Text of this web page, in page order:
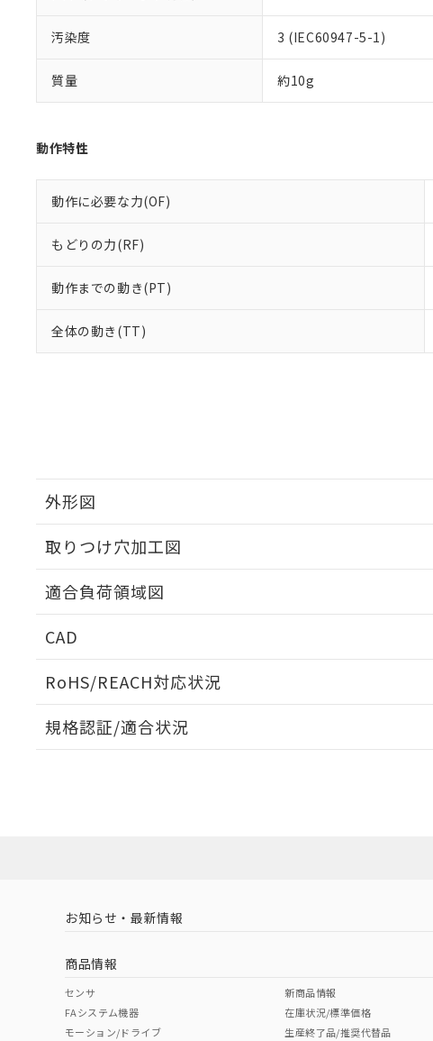
汚染度 3 (IEC60947-5-1)
質量 約10g
動作特性
動作に必要な力(OF)
もどりの力(RF)
動作までの動き(PT)
全体の動き(TT)
外形図
取りつけ穴加工図
適合負荷領域図
CAD
RoHS/REACH対応状況
EU RoHS 注意事項・凡例
中国 RoHS 注意事項・凡例
中国 RoHS表
Pb Hg Cr(VI)
規格認証/適合状況
（イギリス
（ノルウェー
お知らせ・最新情報
商品情報
センサ
FAシステム機器
モーション/ドライブ
新商品情報
在庫状況/標準価格
生産終了品/推奨代替品